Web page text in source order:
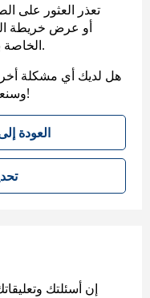
تعذر العثور على
الخاصة بنا لمساعدتك في العثور على ما تريد.
هل لديك أي مشكلة
وسنعاود التواصل معك. شكرًا على صبرك!
العودة
تحديث الصفحة
إن أسئلتك